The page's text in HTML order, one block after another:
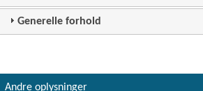
Generelle forhold
Andre oplysninger